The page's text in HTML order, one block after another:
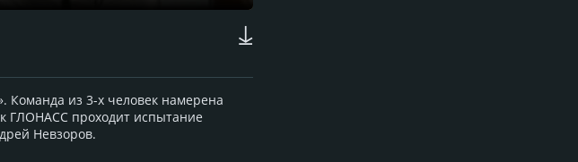
Команда из 3-х человек намерена
ГЛОНАСС проходит испытание
Невзоров.